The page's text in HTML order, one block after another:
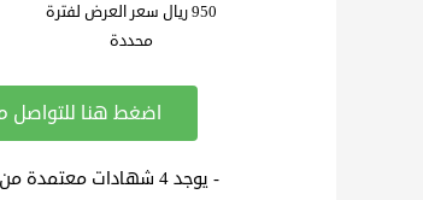
950 ريال سعر العرض لفترة
محددة
اضغط هنا للتواصل
- يوجد 4 شهادات معتمدة من المؤسسة العامة للتدريب التقني والمهني.